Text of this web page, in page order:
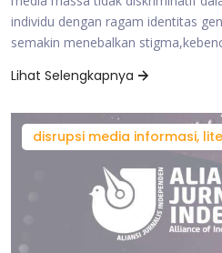
individu dengan ragam identitas
semakin menebalkan
Lihat Selengkapnya
disrupsi media informasi,